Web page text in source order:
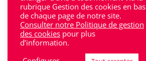
Lyon
Lyon 6
Villeurbanne
rubrique Gestion des cookies en bas
de chaque page de notre site.
Consulter notre Politique de gestion
des cookies pour plus
d’information.